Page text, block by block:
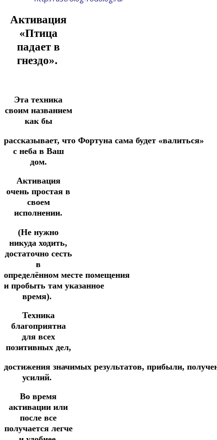
Активация
«Птица
падает в
гнездо».
Эта техника
своим названием
как бы
рассказывает, что Фортуна сама будет «валиться»
с неба в Ваш
дом.
Активация
очень простая в
своем
исполнении.
(Не нужно
никуда ходить,
достаточно сесть
в
определённом месте помещения
и пробыть там указанное
время).
Техника
благоприятна
для всех
позитивных дел,
достижения значимых результатов, прибыли,
усилий.
Во время
активации или
после все
получается легче